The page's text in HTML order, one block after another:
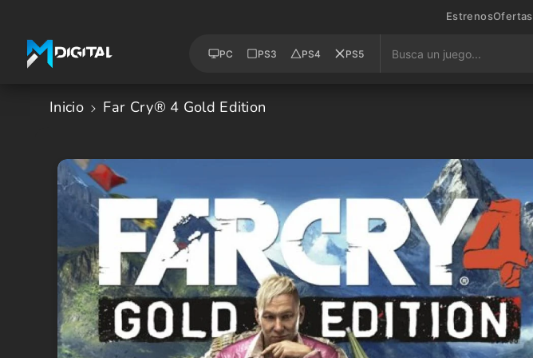
EstrenosOfertas
PC PS3 PS4 PS5
Inicio
Far Cry® 4 Gold Edition
Informació
N Del
Producto